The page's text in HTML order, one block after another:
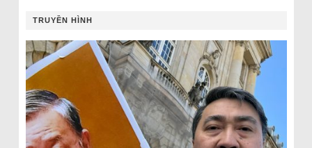
TRUYỀN HÌNH